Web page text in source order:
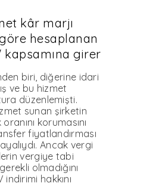
kâr marjı
hesaplanan
kapsamına girer
biri, diğerine idari
ve bu hizmet
düzenlemişti.
sunan şirketin
korumasını
fiyatlan­dırması
Ancak ver­gi
vergiye tabi
olmadığını
hakkını